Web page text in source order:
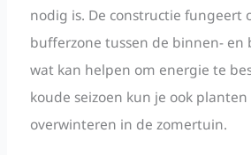
nodig is. De constructie fungeert
bufferzone tussen de binnen-
wat kan helpen om energie te
koude seizoen kun je ook
overwinteren in de zomertuin.